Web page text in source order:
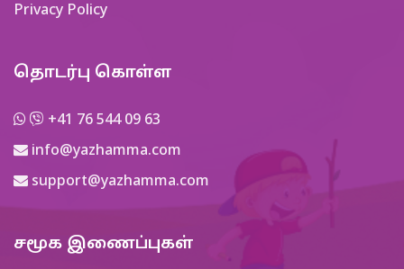
Privacy Policy
தொடர்பு கொள்ள
+41 76 544 09 63
info@yazhamma.com
support@yazhamma.com
சமூக இணைப்புகள்